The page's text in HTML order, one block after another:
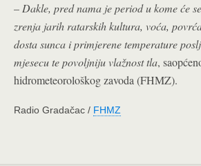
– Dakle, pred nama je period u kome će
zrenja jarih ratarskih kultura, voća,
dosta sunca i primjerene temperature
mjesecu te povoljniju vlažnost tla,
hidrometeorološkog zavoda (FHMZ).
Radio Gradačac / FHMZ